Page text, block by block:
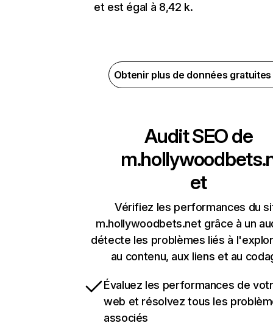
et est égal à 8,42 k.
Obtenir plus de données
Audit SEO de
et
Vérifiez les performances du
m.hollywoodbets.net grâce à un
détecte les problèmes liés à
au contenu, aux liens et au
Évaluez les performances de
web et résolvez tous les
associés